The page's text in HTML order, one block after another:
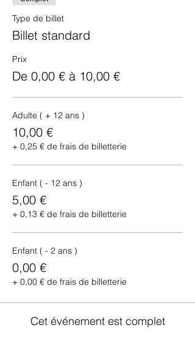
Type de billet
Billet standard
Prix
De 0,00 € à 10,00 €
Adulte ( + 12 ans )
10,00 €
+ 0,25 € de frais de billetterie
Enfant ( - 12 ans )
5,00 €
+ 0,13 € de frais de billetterie
Enfant ( - 2 ans )
0,00 €
+ 0,00 € de frais de billetterie
Cet événement est complet